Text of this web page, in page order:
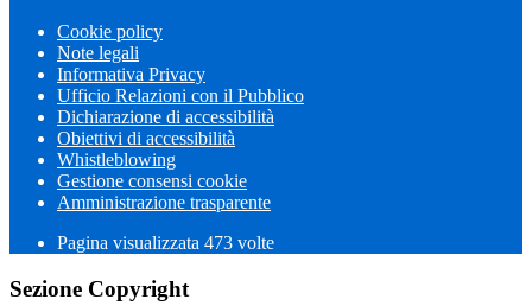
Cookie policy
Note legali
Informativa Privacy
Ufficio Relazioni con il Pubblico
Dichiarazione di accessibilità
Obiettivi di accessibilità
Whistleblowing
Gestione consensi cookie
Amministrazione trasparente
Pagina visualizzata 473 volte
Sezione Copyright